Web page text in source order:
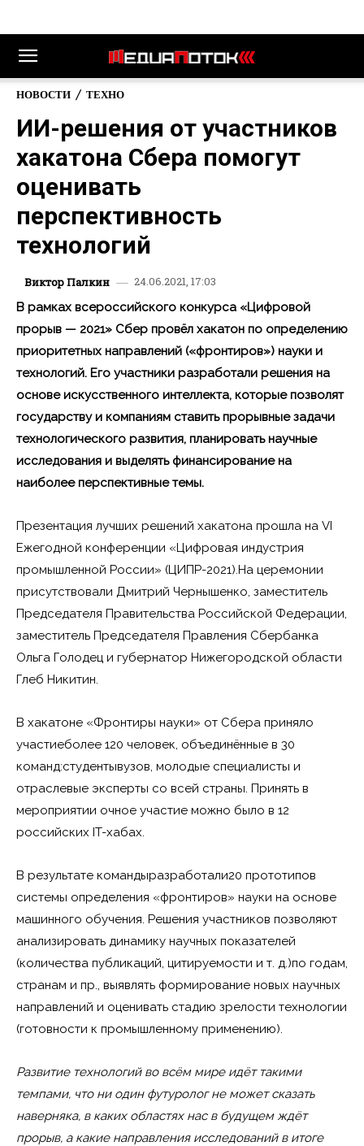
НОВОСТИ ТЕХНО
ИИ-решения от участников
хакатона Сбера помогут
оценивать
перспективность
технологий
Виктор Палкин
24.06.2021, 17:03
В рамках всероссийского конкурса «Цифровой
прорыв — 2021» Сбер провёл хакатон по определению
приоритетных направлений («фронтиров») науки и
технологий. Его участники разработали решения на
основе искусственного интеллекта, которые позволят
государству и компаниям ставить прорывные задачи
технологического развития, планировать научные
исследования и выделять финансирование на
наиболее перспективные темы.
Презентация лучших решений хакатона прошла на VI
Ежегодной конференции «Цифровая индустрия
промышленной России» (ЦИПР-2021).На церемонии
присутствовали Дмитрий Чернышенко, заместитель
Председателя Правительства Российской Федерации,
заместитель Председателя Правления Сбербанка
Ольга Голодец и губернатор Нижегородской области
Глеб Никитин.
В хакатоне «Фронтиры науки» от Сбера приняло
участиеболее 120 человек, объединённые в 30
команд:студентывузов, молодые специалисты и
отраслевые эксперты со всей страны. Принять в
мероприятии очное участие можно было в 12
российских IT-хабах.
В результате командыразработали20 прототипов
системы определения «фронтиров» науки на основе
машинного обучения. Решения участников позволяют
анализировать динамику научных показателей
(количества публикаций, цитируемости и т. д.)по годам,
странам и пр., выявлять формирование новых научных
направлений и оценивать стадию зрелости технологии
(готовности к промышленному применению).
Развитие технологий во всём мире идёт такими
темпами, что ни один футуролог не может сказать
наверняка, в каких областях нас в будущем ждёт
прорыв, а какие направления исследований в итоге